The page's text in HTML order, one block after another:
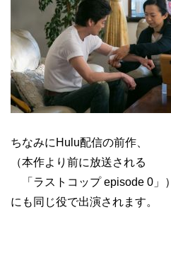
ちなみにHulu配信の前作、
（本作より前に放送される
「ラストコップ episode 0」）
にも同じ役で出演されます。